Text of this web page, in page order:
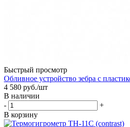
Быстрый просмотр
Обливное устройство зебра с
4 580 руб./шт
В наличии
-
+
В корзину